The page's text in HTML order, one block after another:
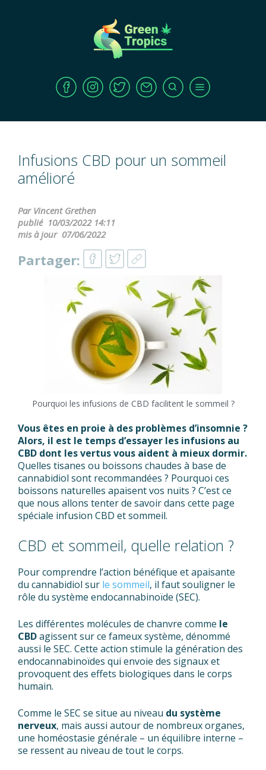
Infusions CBD pour un sommeil
amélioré
Par Vincent Grethen
publié 10/03/2022 14:11
mis à jour 07/06/2022
Partager:
Pourquoi les infusions de CBD facilitent le sommeil ?
Vous êtes en proie à des problèmes d’insomnie ?
Alors, il est le temps d’essayer les infusions au
CBD dont les vertus vous aident à mieux dormir.
Quelles tisanes ou boissons chaudes à base de
cannabidiol sont recommandées ? Pourquoi ces
boissons naturelles apaisent vos nuits ? C’est ce
que nous allons tenter de savoir dans cette page
spéciale infusion CBD et sommeil.
CBD et sommeil, quelle relation ?
Pour comprendre l’action bénéfique et apaisante
du cannabidiol sur le sommeil, il faut souligner le
rôle du système endocannabinoïde (SEC).
Les différentes molécules de chanvre comme le
CBDagissent sur ce fameux système, dénommé
aussi le SEC. Cette action stimule la génération des
endocannabinoïdes qui envoie des signaux et
provoquent des effets biologiques dans le corps
humain.
Comme le SEC se situe au niveau du système
nerveux, mais aussi autour de nombreux organes,
une homéostasie générale – un équilibre interne –
se ressent au niveau de tout le corps.